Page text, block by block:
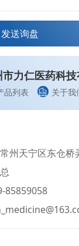
发送询盘
力仁医药科技
品列表 关于我
州天宁区东仓
85859058